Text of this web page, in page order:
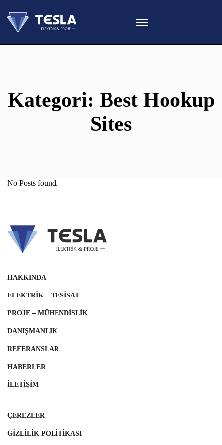
Kategori: Best Hookup
Sites
No Posts found.
HAKKINDA
ELEKTRIK – TESISAT
PROJE – MÜHENDISLIK
DANIŞMANLIK
REFERANSLAR
HABERLER
İLETIŞIM
ÇEREZLER
GIZLILIK POLITIKASI